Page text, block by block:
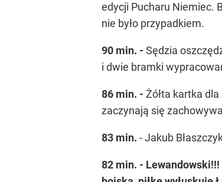
edycji Pucharu Niemiec.
nie było przypadkiem.
90 min. - Sędzia
i dwie bramki
86 min. - Żółta kartka
zaczynają się
83 min. - Jakub
82 min. -